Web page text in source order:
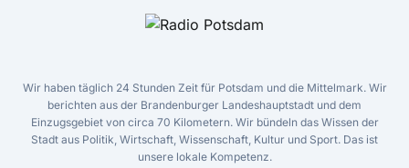
Wir haben täglich 24 Stunden Zeit für Potsdam und die Mittelmark. Wir
berichten aus der Brandenburger Landeshauptstadt und dem
Einzugsgebiet von circa 70 Kilometern. Wir bündeln das Wissen der
Stadt aus Politik, Wirtschaft, Wissenschaft, Kultur und Sport. Das ist
unsere lokale Kompetenz.